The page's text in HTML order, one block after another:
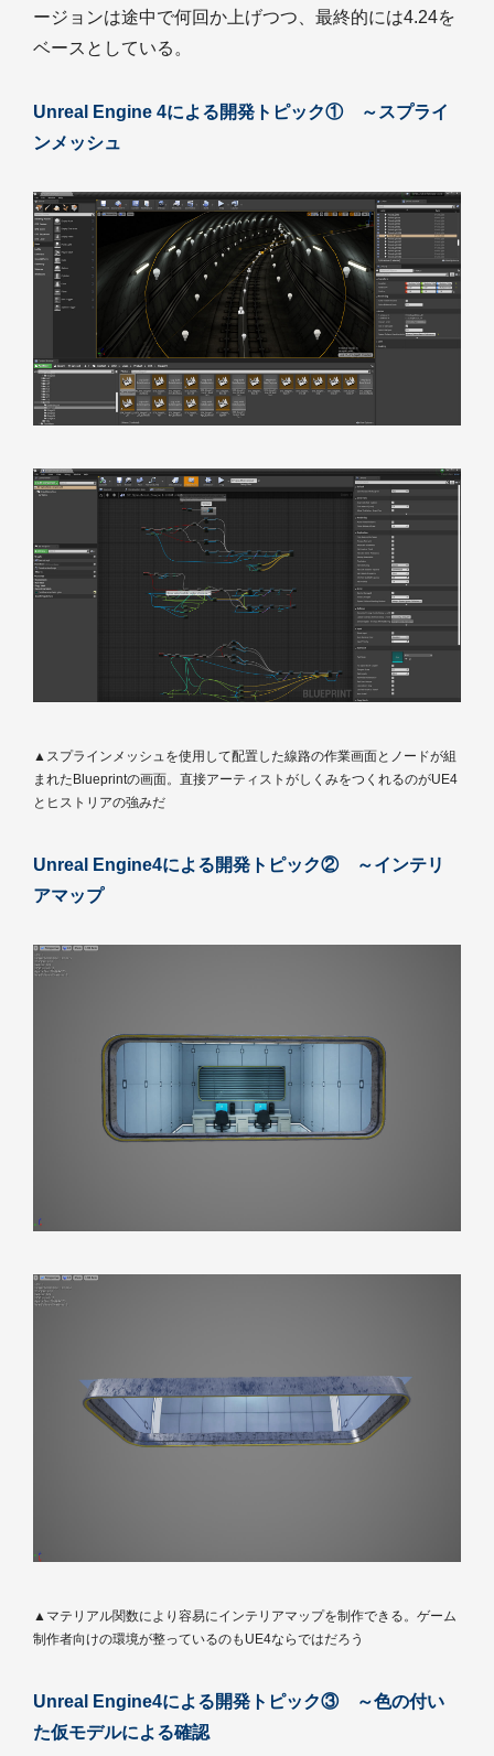
ージョンは途中で何回か上げつつ、最終的には4.24を
ベースとしている。
Unreal Engine 4による開発トピック① ～スプライ
ンメッシュ
▲スプラインメッシュを使用して配置した線路の作業画面とノードが組
まれたBlueprintの画面。直接アーティストがしくみをつくれるのがUE4
とヒストリアの強みだ
Unreal Engine4による開発トピック② ～インテリ
アマップ
▲マテリアル関数により容易にインテリアマップを制作できる。ゲーム
制作者向けの環境が整っているのもUE4ならではだろう
Unreal Engine4による開発トピック③ ～色の付い
た仮モデルによる確認